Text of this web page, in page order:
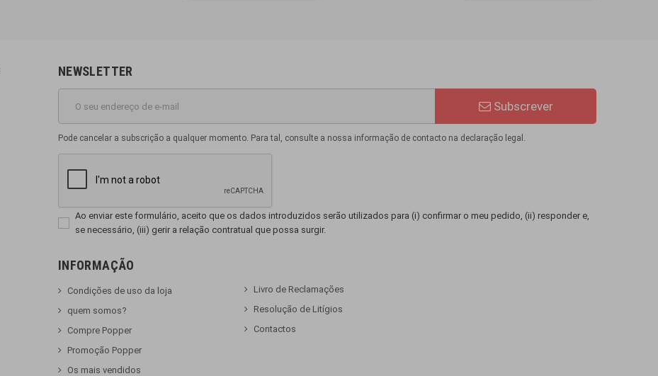
NEWSLETTER
Subscrever
Pode cancelar a subscrição a qualquer momento. Para tal, consulte a nossa informação de contacto na declaração legal.
Ao enviar este formulário, aceito que os dados introduzidos serão utilizados para (i) confirmar o meu pedido, (ii) responder e,
se necessário, (iii) gerir a relação contratual que possa surgir.
INFORMAÇÃO
Condições de uso da loja
quem somos?
Compre Popper
Promoção Popper
Os mais vendidos
Livro de Reclamações
Resolução de Litígios
Contactos